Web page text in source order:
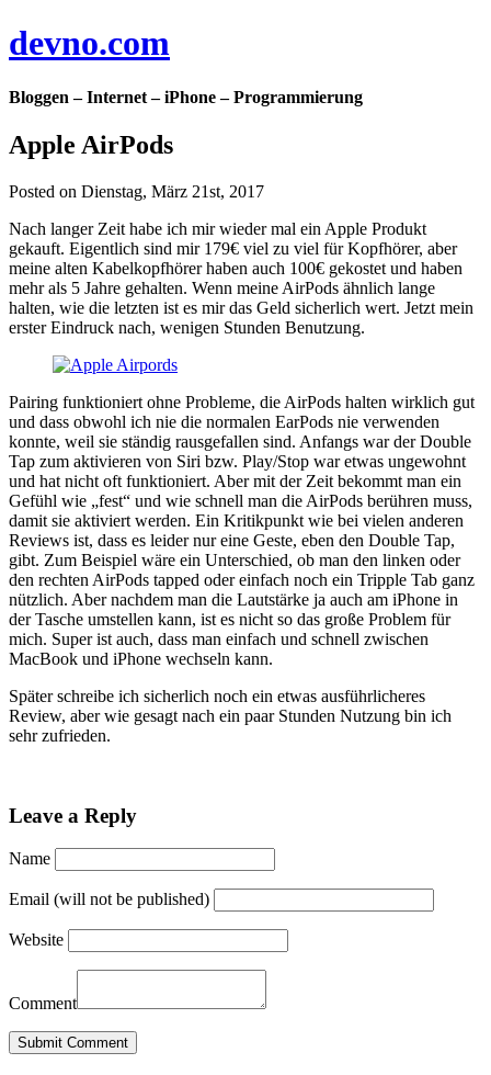
devno.com
Bloggen – Internet – iPhone – Programmierung
Apple AirPods
Posted on Dienstag, März 21st, 2017
Nach langer Zeit habe ich mir wieder mal ein Apple Produkt
gekauft. Eigentlich sind mir 179€ viel zu viel für Kopfhörer, aber
meine alten Kabelkopfhörer haben auch 100€ gekostet und haben
mehr als 5 Jahre gehalten. Wenn meine AirPods ähnlich lange
halten, wie die letzten ist es mir das Geld sicherlich wert. Jetzt mein
erster Eindruck nach, wenigen Stunden Benutzung.
Pairing funktioniert ohne Probleme, die AirPods halten wirklich gut
und dass obwohl ich nie die normalen EarPods nie verwenden
konnte, weil sie ständig rausgefallen sind. Anfangs war der Double
Tap zum aktivieren von Siri bzw. Play/Stop war etwas ungewohnt
und hat nicht oft funktioniert. Aber mit der Zeit bekommt man ein
Gefühl wie „fest“ und wie schnell man die AirPods berühren muss,
damit sie aktiviert werden. Ein Kritikpunkt wie bei vielen anderen
Reviews ist, dass es leider nur eine Geste, eben den Double Tap,
gibt. Zum Beispiel wäre ein Unterschied, ob man den linken oder
den rechten AirPods tapped oder einfach noch ein Tripple Tab ganz
nützlich. Aber nachdem man die Lautstärke ja auch am iPhone in
der Tasche umstellen kann, ist es nicht so das große Problem für
mich. Super ist auch, dass man einfach und schnell zwischen
MacBook und iPhone wechseln kann.
Später schreibe ich sicherlich noch ein etwas ausführlicheres
Review, aber wie gesagt nach ein paar Stunden Nutzung bin ich
sehr zufrieden.
Leave a Reply
Name
Email (will not be published)
Website
Comment